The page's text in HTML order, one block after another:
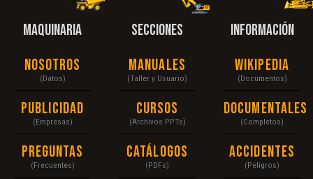
MAQUINARIA
Nosotros
(Datos)
Publicidad
(Empresas)
Preguntas
(Frecuentes)
SECCIONES
Manuales
(Taller y Usuario)
Cursos
(Archivos PPTs)
Catálogos
(PDFs)
INFORMACIÓN
Wikipedia
(Documentos)
Documentales
(Completos)
Accidentes
(Peligros)